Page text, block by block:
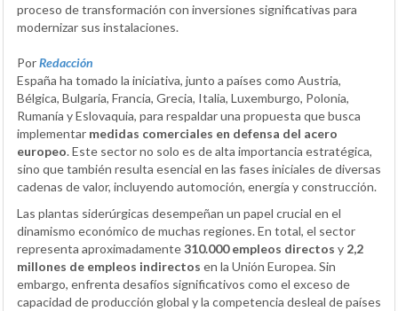
proceso de transformación con inversiones significativas para
modernizar sus instalaciones.
PorRedacción
España ha tomado la iniciativa, junto a países como Austria,
Bélgica, Bulgaria, Francia, Grecia, Italia, Luxemburgo, Polonia,
Rumanía y Eslovaquia, para respaldar una propuesta que busca
implementar medidas comerciales en defensa del acero
europeo. Este sector no solo es de alta importancia estratégica,
sino que también resulta esencial en las fases iniciales de diversas
cadenas de valor, incluyendo automoción, energía y construcción.
Las plantas siderúrgicas desempeñan un papel crucial en el
dinamismo económico de muchas regiones. En total, el sector
representa aproximadamente310.000 empleos directos y 2,2
millones de empleos indirectos en la Unión Europea. Sin
embargo, enfrenta desafíos significativos como el exceso de
capacidad de producción global y la competencia desleal de países